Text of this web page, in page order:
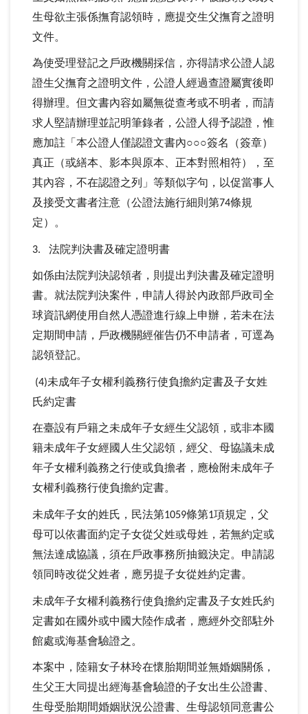
生母欲主張係撫育認領時，應提交生父撫育之證明
文件。
為使受理登記之戶政機關採信，亦得請求公證人認
證生父撫育之證明文件，公證人經過查證屬實後即
得辦理。但文書內容如屬無從查考或不明者，而請
求人堅請辦理並記明筆錄者，公證人得予認證，惟
應加註「本公證人僅認證文書內○○○簽名（簽章）
真正（或繕本、影本與原本、正本對照相符），至
其內容，不在認證之列」等類似字句，以促當事人
及接受文書者注意（公證法施行細則第74條規
定）。
3. 法院判決書及確定證明書
如係由法院判決認領者，則提出判決書及確定證明
書。就法院判決案件，申請人得於內政部戶政司全
球資訊網使用自然人憑證進行線上申辦，若未在法
定期間申請，戶政機關經催告仍不申請者，可逕為
認領登記。
(4)未成年子女權利義務行使負擔約定書及子女姓
氏約定書
在臺設有戶籍之未成年子女經生父認領，或非本國
籍未成年子女經國人生父認領，經父、母協議未成
年子女權利義務之行使或負擔者，應檢附未成年子
女權利義務行使負擔約定書。
未成年子女的姓氏，民法第1059條第1項規定，父
母可以依書面約定子女從父姓或母姓，若無約定或
無法達成協議，須在戶政事務所抽籤決定。申請認
領同時改從父姓者，應另提子女從姓約定書。
未成年子女權利義務行使負擔約定書及子女姓氏約
定書如在國外或中國大陸作成者，應經外交部駐外
館處或海基會驗證之。
本案中，陸籍女子林玲在懷胎期間並無婚姻關係，
生父王大同提出經海基會驗證的子女出生公證書、
生母受胎期間婚姻狀況公證書、生母認領同意書公